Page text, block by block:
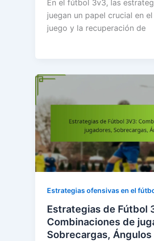
En el fútbol 3v3, las
juegan un papel crucial en
juego y la recuperación de
Estrategias ofensivas en el
Estrategias de Fútbol
Combinaciones de
Sobrecargas, Ángulos